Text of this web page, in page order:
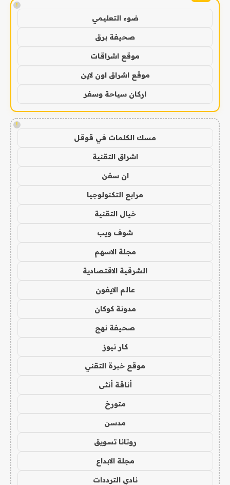
!
ضوء التعليمي
صحيفة برق
موقع اشراقات
موقع اشراق اون لاين
اركان سياحة وسفر
!
مسك الكلمات في قوقل
اشراق التقنية
ان سفن
مرابع التكنولوجيا
خيال التقنية
شوف ويب
مجلة الاسهم
الشرقية الاقتصادية
عالم الايفون
مدونة كوكان
صحيفة نهج
كار نيوز
موقع خبرة التقني
أناقة أنثى
متورخ
مدسن
روتانا تسويق
مجلة الابداع
نادي الترددات